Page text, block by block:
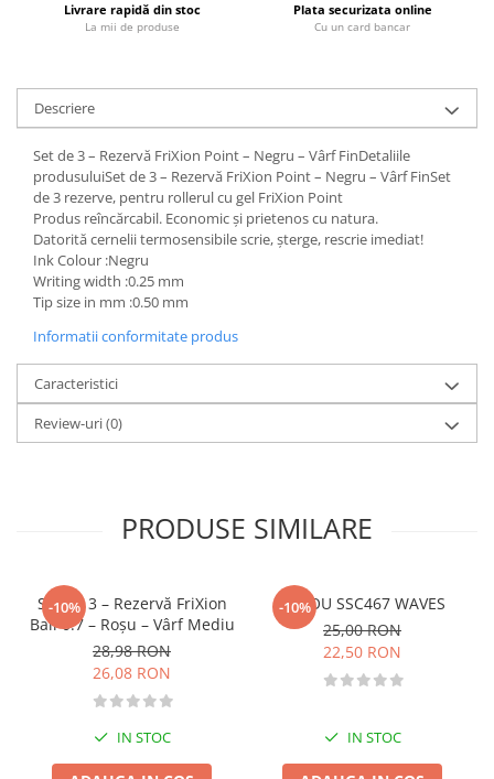
Dictionare si enciclopedii
Atlase, dictionare si enciclopedii
Dictionare de limba romana
Dictionare tematice
Enciclopedii
Diete si fitness
Diete si alimentatie sanatoasa
Fitness si frumusete
Diverse
Diverse
Medicina alternativa
Sa nu razi :((
Drept
Actiune si Aventura
Clasici
Crime, Thriller, Mistery
Literatura de divertisment
Literatura romana
Memorii si jurnale
Livrare rapidă din stoc
La mii de produse
Plata securizata online
Cu un card bancar
Descriere
Set de 3 – Rezervă FriXion Point – Negru – Vârf FinDetaliile
produsuluiSet de 3 – Rezervă FriXion Point – Negru – Vârf FinSet
de 3 rezerve, pentru rollerul cu gel FriXion Point
Produs reîncărcabil. Economic și prietenos cu natura.
Datorită cernelii termosensibile scrie, șterge, rescrie imediat!
Ink Colour :Negru
Writing width :0.25 mm
Tip size in mm :0.50 mm
Informatii conformitate produs
Caracteristici
Review-uri(0)
PRODUSE SIMILARE
-10%
Set de 3 – Rezervă FriXion
Ball 0.7 – Roşu – Vârf Mediu
28,98 RON
26,08 RON
IN STOC
-10%
STILOU SSC467 WAVES
25,00 RON
22,50 RON
IN STOC